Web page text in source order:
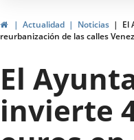
de
Valladolid
InicioActualidad Noticias
El
reurbanización de las calles
El
invierte